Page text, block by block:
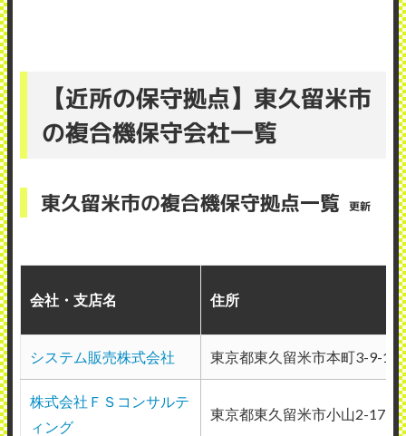
【近所の保守拠点】東久留米市
の複合機保守会社一覧
東久留米市の複合機保守拠点一覧 更新
会社・支店名 住所
システム販売株式会社 東京都東久留米市本町3-9-16
株式会社ＦＳコンサルテ
ィング
東京都東久留米市小山2-17-14